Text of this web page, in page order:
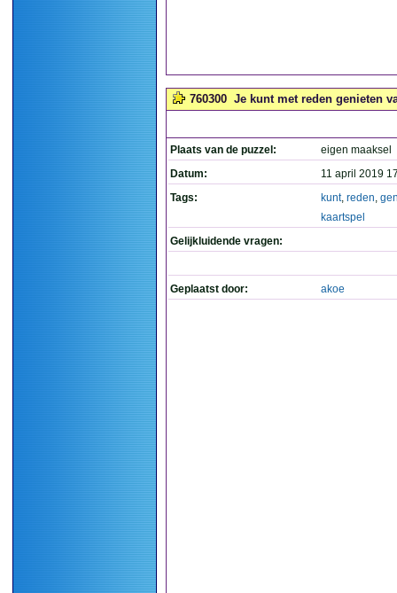
760300 Je kunt met reden genieten
Plaats van de puzzel:
eigen maaksel
Datum:
11 april 2019
Tags:
kunt, reden,
kaartspel
Gelijkluidende vragen:
Geplaatst door: akoe